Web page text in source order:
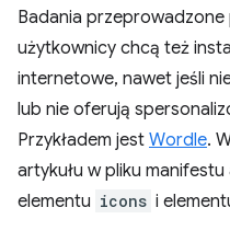
Badania przeprowadzone
użytkownicy chcą też
internetowe, nawet jeśli
lub nie oferują
Przykładem jest Wordle.
artykułu w pliku
elementu icons i